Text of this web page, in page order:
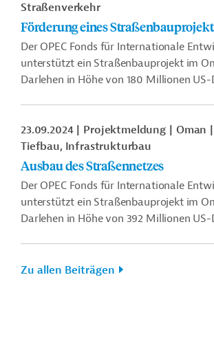
Straßenverkehr
Förderung eines
Der OPEC Fonds für Internationale
unterstützt ein Straßenbauprojekt im
Darlehen in Höhe von 180 Millionen US-
23.09.2024 Projektmeldung
Oman
Tiefbau, Infrastrukturbau
Ausbau des Straßennetzes
Der OPEC Fonds für Internationale
unterstützt ein Straßenbauprojekt im
Darlehen in Höhe von 392 Millionen US-
Zu allen Beiträgen